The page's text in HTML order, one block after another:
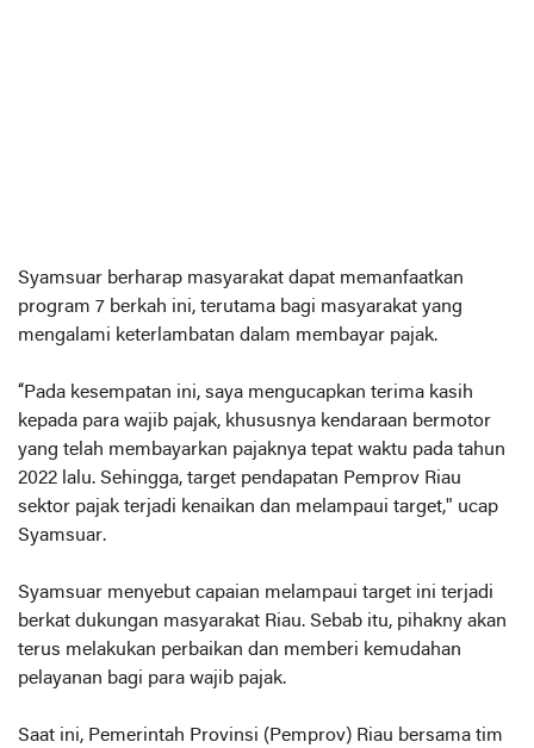
Syamsuar berharap masyarakat dapat memanfaatkan
program 7 berkah ini, terutama bagi masyarakat yang
mengalami keterlambatan dalam membayar pajak.
“Pada kesempatan ini, saya mengucapkan terima kasih
kepada para wajib pajak, khususnya kendaraan bermotor
yang telah membayarkan pajaknya tepat waktu pada tahun
2022 lalu. Sehingga, target pendapatan Pemprov Riau
sektor pajak terjadi kenaikan dan melampaui target," ucap
Syamsuar.
Syamsuar menyebut capaian melampaui target ini terjadi
berkat dukungan masyarakat Riau. Sebab itu, pihakny akan
terus melakukan perbaikan dan memberi kemudahan
pelayanan bagi para wajib pajak.
Saat ini, Pemerintah Provinsi (Pemprov) Riau bersama tim